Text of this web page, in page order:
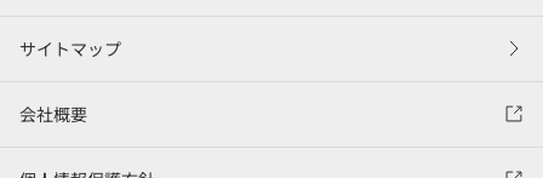
サイトマップ
会社概要